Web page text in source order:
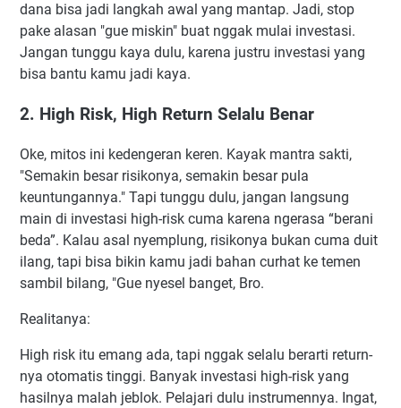
dana bisa jadi langkah awal yang mantap. Jadi, stop
pake alasan "gue miskin" buat nggak mulai investasi.
Jangan tunggu kaya dulu, karena justru investasi yang
bisa bantu kamu jadi kaya.
2. High Risk, High Return Selalu Benar
Oke, mitos ini kedengeran keren. Kayak mantra sakti,
"Semakin besar risikonya, semakin besar pula
keuntungannya." Tapi tunggu dulu, jangan langsung
main di investasi high-risk cuma karena ngerasa “berani
beda”. Kalau asal nyemplung, risikonya bukan cuma duit
ilang, tapi bisa bikin kamu jadi bahan curhat ke temen
sambil bilang, "Gue nyesel banget, Bro.
Realitanya:
High risk itu emang ada, tapi nggak selalu berarti return-
nya otomatis tinggi. Banyak investasi high-risk yang
hasilnya malah jeblok. Pelajari dulu instrumennya. Ingat,